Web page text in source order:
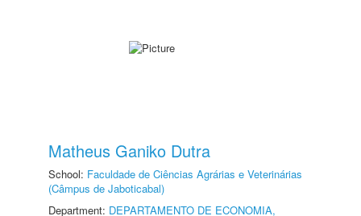
Matheus Ganiko Dutra
School: Faculdade de Ciências Agrárias e Veterinárias
(Câmpus de Jaboticabal)
Department: DEPARTAMENTO DE ECONOMIA,